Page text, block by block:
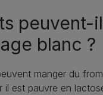
peuvent-
blanc ?
manger du
il est pauvre en